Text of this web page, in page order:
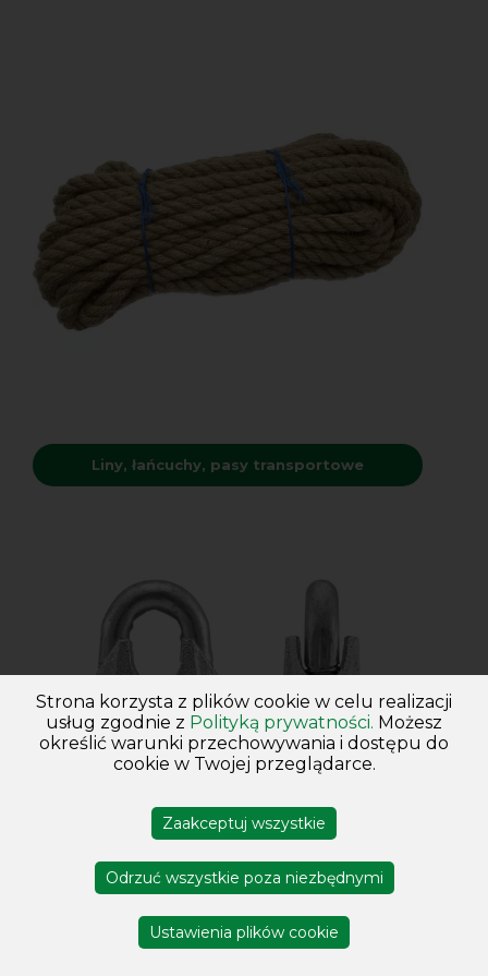
Liny, łańcuchy, pasy transportowe
Mocowania lin i łańcuchów
Strona korzysta z plików cookie w celu realizacji
usług zgodnie z Polityką prywatności. Możesz
określić warunki przechowywania i dostępu do
cookie w Twojej przeglądarce.
Zaakceptuj wszystkie
Odrzuć wszystkie poza niezbędnymi
Ustawienia plików cookie